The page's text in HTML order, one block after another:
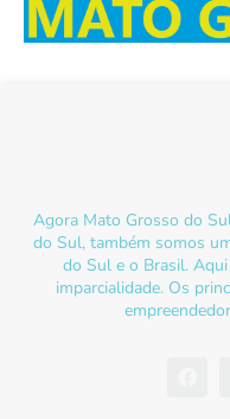
Agora Mato Grosso do
do Sul, também somos
do Sul e o Brasil.
imparcialidade. Os